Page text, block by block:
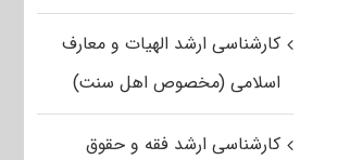
کارشناسی ارشد الهیات و معارف
اسلامی (مخصوص اهل سنت)
کارشناسی ارشد فقه و حقوق